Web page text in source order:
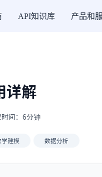
API知识库 产品和
详解
间：6分钟
学建模 数据分析